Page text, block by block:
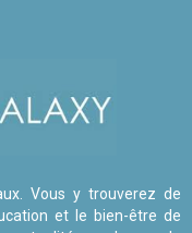
Vous y trouverez de
et le bien-être de